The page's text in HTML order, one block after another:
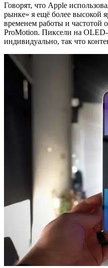
Говорят, что Apple
рынке» я ещё более высокой
временем работы и частотой
ProMotion. Пиксели на
индивидуально, так что